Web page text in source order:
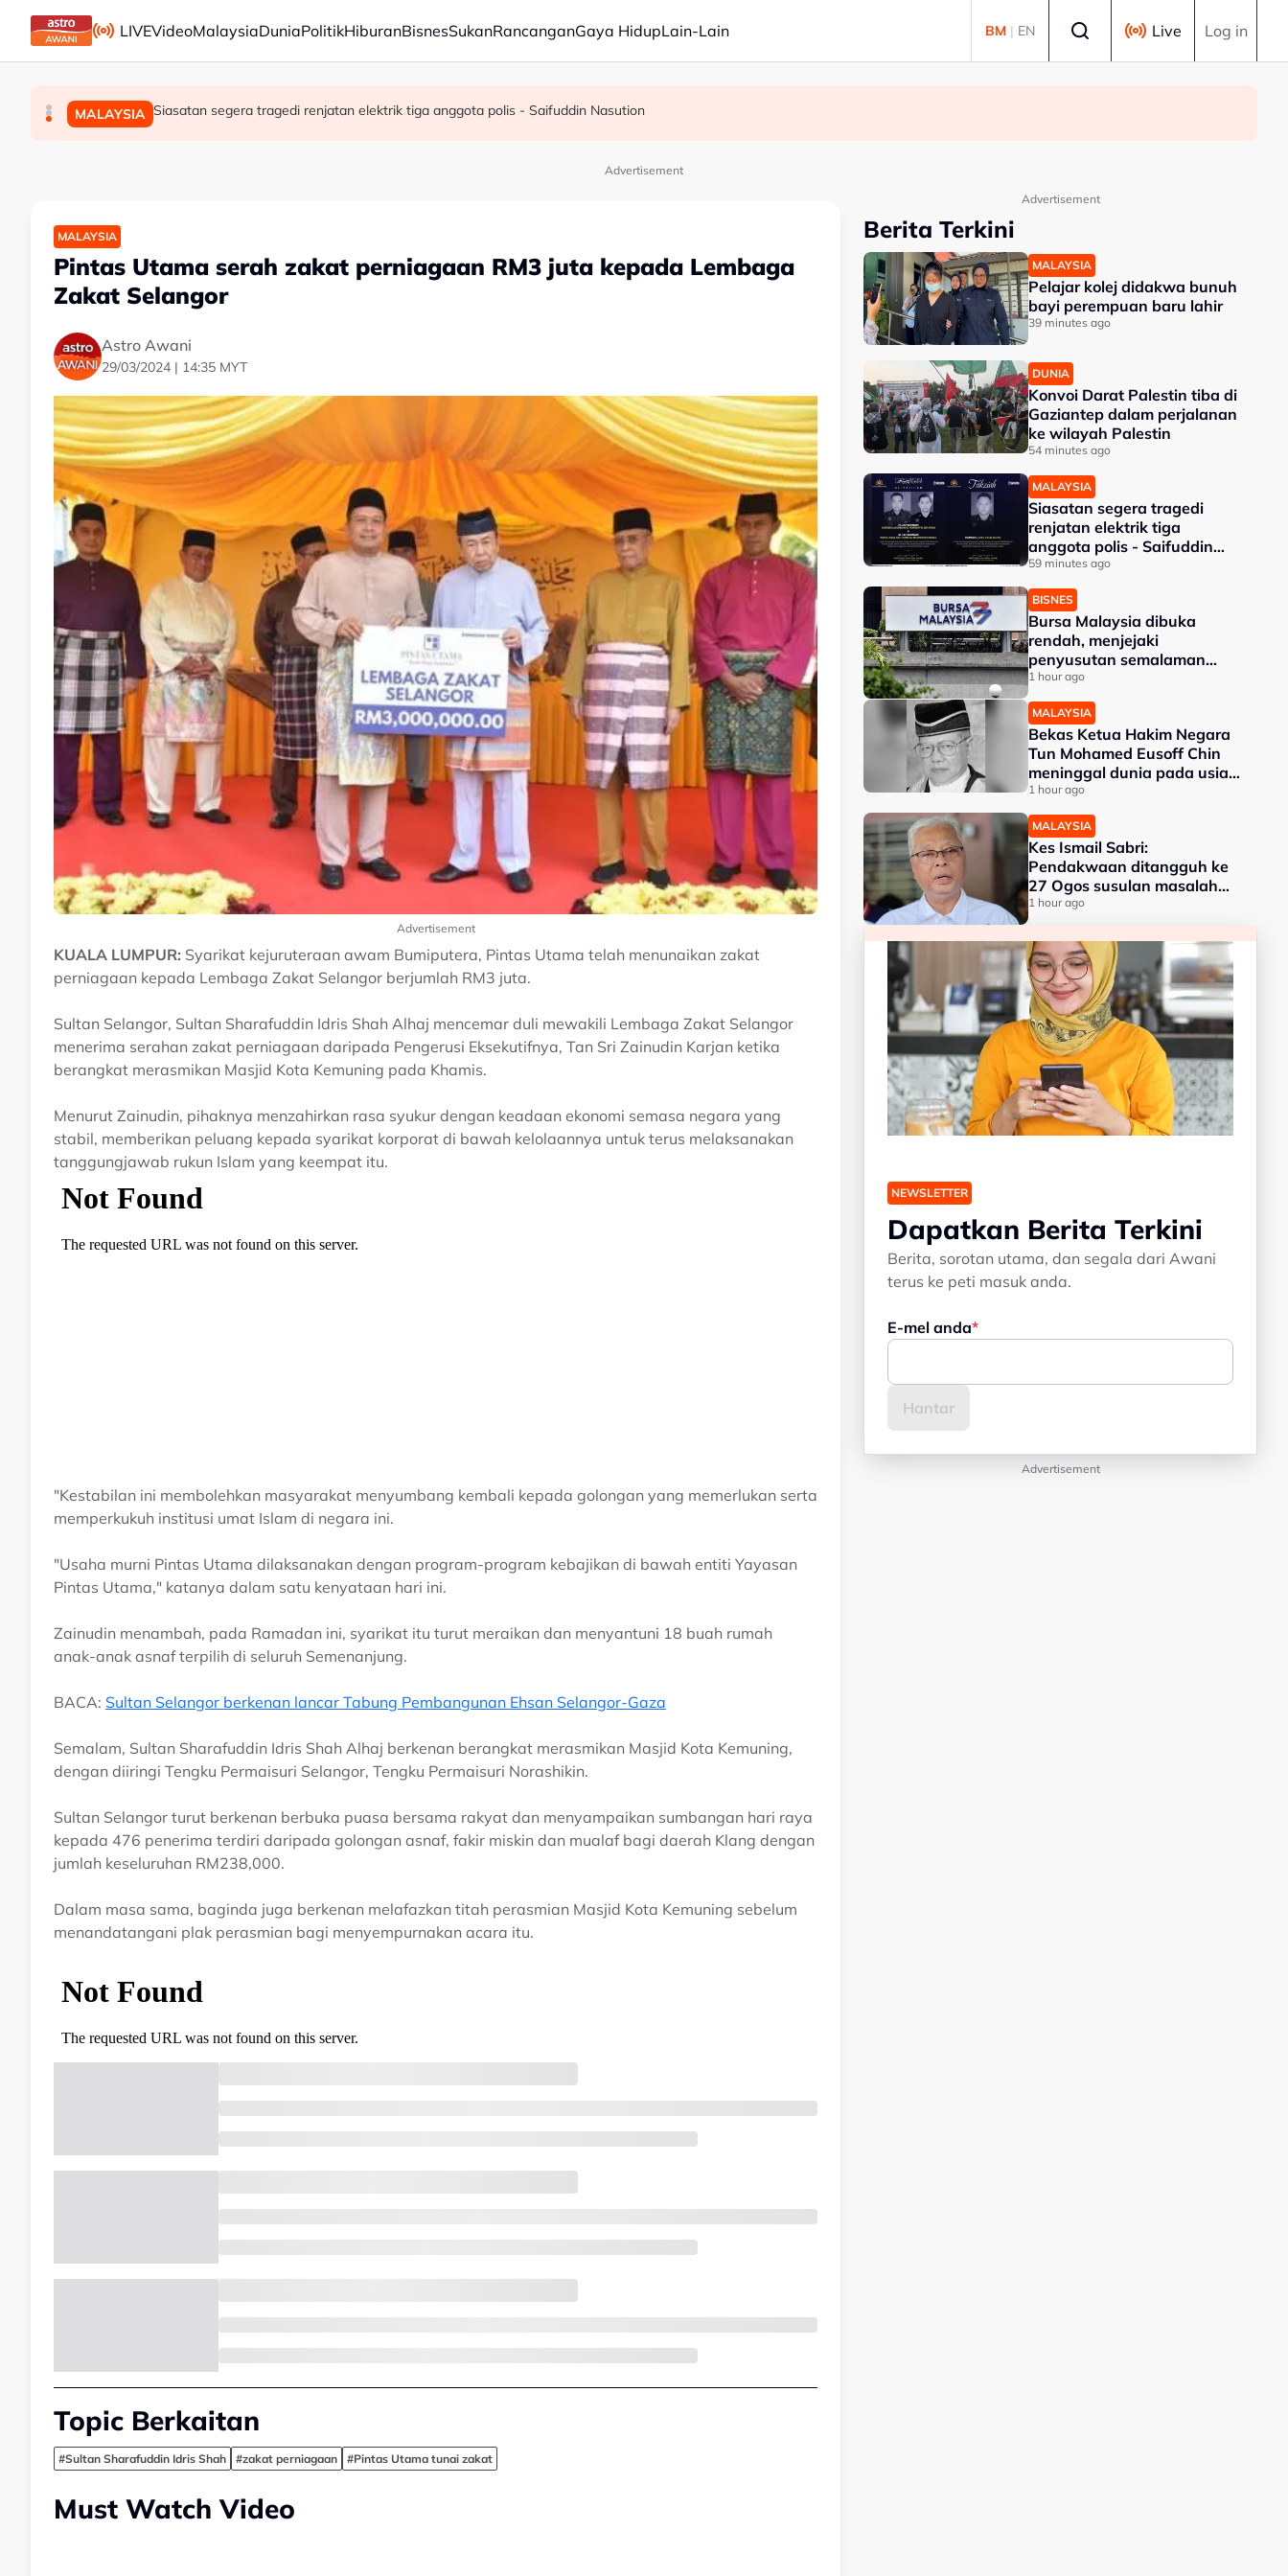
Skip to main content
LIVEVideoMalaysiaDuniaPolitikHiburanBisnesSukanRancanganGaya HidupLain-Lain BM | EN Live Log in
MALAYSIA Pelajar kolej didakwa bunuh bayi perempuan baru lahir
DUNIA Konvoi Darat Palestin tiba di Gaziantep dalam perjalanan ke wilayah Palestin
MALAYSIA Siasatan segera tragedi renjatan elektrik tiga anggota polis - Saifuddin Nasution
Advertisement
MALAYSIA
Pintas Utama serah zakat perniagaan RM3 juta kepada Lembaga
Zakat Selangor
Astro Awani
29/03/2024 | 14:35 MYT
Advertisement
KUALA LUMPUR: Syarikat kejuruteraan awam Bumiputera, Pintas Utama telah menunaikan zakat
perniagaan kepada Lembaga Zakat Selangor berjumlah RM3 juta.
Sultan Selangor, Sultan Sharafuddin Idris Shah Alhaj mencemar duli mewakili Lembaga Zakat Selangor
menerima serahan zakat perniagaan daripada Pengerusi Eksekutifnya, Tan Sri Zainudin Karjan ketika
berangkat merasmikan Masjid Kota Kemuning pada Khamis.
Menurut Zainudin, pihaknya menzahirkan rasa syukur dengan keadaan ekonomi semasa negara yang
stabil, memberikan peluang kepada syarikat korporat di bawah kelolaannya untuk terus melaksanakan
tanggungjawab rukun Islam yang keempat itu.
"Kestabilan ini membolehkan masyarakat menyumbang kembali kepada golongan yang memerlukan serta
memperkukuh institusi umat Islam di negara ini.
"Usaha murni Pintas Utama dilaksanakan dengan program-program kebajikan di bawah entiti Yayasan
Pintas Utama," katanya dalam satu kenyataan hari ini.
Zainudin menambah, pada Ramadan ini, syarikat itu turut meraikan dan menyantuni 18 buah rumah
anak-anak asnaf terpilih di seluruh Semenanjung.
BACA: Sultan Selangor berkenan lancar Tabung Pembangunan Ehsan Selangor-Gaza
Semalam, Sultan Sharafuddin Idris Shah Alhaj berkenan berangkat merasmikan Masjid Kota Kemuning,
dengan diiringi Tengku Permaisuri Selangor, Tengku Permaisuri Norashikin.
Sultan Selangor turut berkenan berbuka puasa bersama rakyat dan menyampaikan sumbangan hari raya
kepada 476 penerima terdiri daripada golongan asnaf, fakir miskin dan mualaf bagi daerah Klang dengan
jumlah keseluruhan RM238,000.
Dalam masa sama, baginda juga berkenan melafazkan titah perasmian Masjid Kota Kemuning sebelum
menandatangani plak perasmian bagi menyempurnakan acara itu.
Topic Berkaitan
#Sultan Sharafuddin Idris Shah #zakat perniagaan #Pintas Utama tunai zakat
Must Watch Video
Advertisement
Berita Terkini
MALAYSIA
Pelajar kolej didakwa bunuh
bayi perempuan baru lahir
39 minutes ago
DUNIA
Konvoi Darat Palestin tiba di
Gaziantep dalam perjalanan
ke wilayah Palestin
54 minutes ago
MALAYSIA
Siasatan segera tragedi
renjatan elektrik tiga
anggota polis - Saifuddin
Nasution
59 minutes ago
BISNES
Bursa Malaysia dibuka
rendah, menjejaki
penyusutan semalaman
Wall Street
1 hour ago
MALAYSIA
Bekas Ketua Hakim Negara
Tun Mohamed Eusoff Chin
meninggal dunia pada usia
91 tahun
1 hour ago
MALAYSIA
Kes Ismail Sabri:
Pendakwaan ditangguh ke
27 Ogos susulan masalah
kesihatan
1 hour ago
NEWSLETTER
Dapatkan Berita Terkini
Berita, sorotan utama, dan segala dari Awani
terus ke peti masuk anda.
E-mel anda
Advertisement